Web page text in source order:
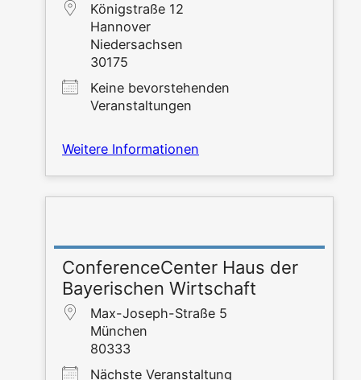
König­stra­ße 12
Han­no­ver
Nie­der­sach­sen
30175
Kei­ne bevor­ste­hen­den
Veranstaltungen
Wei­te­re Informationen
ConferenceCenter Haus der
Bayerischen Wirtschaft
Max-Joseph-Stra­ße 5
Mün­chen
80333
Nächs­te Veranstaltung